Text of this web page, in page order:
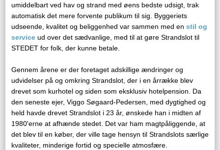
umiddelbart ved hav og strand med øens bedste udsigt, trak
automatisk det mere forvente publikum til sig. Byggeriets
udseende, kvalitet og beliggenhed var sammen med en stil og
serviceud over det sædvanlige, med til at gøre Strandslot til
STEDET for folk, der kunne betale.
​Gennem årene er der foretaget adskillige ændringer og
udvidelser på og omkring Strandslot, der i en årrække blev
drevet som kurhotel og siden som eksklusiv hotelpension. Da
den seneste ejer, Viggo Søgaard-Pedersen, med dygtighed og
held havde drevet Strandslot i 23 år, ønskede han i midten af
1980'erne at afhænde stedet. Det var ham magtpåliggende, at
det blev til en køber, der ville tage hensyn til Strandslots særlige
kvaliteter, minderige fortid og specielle atmosfære.